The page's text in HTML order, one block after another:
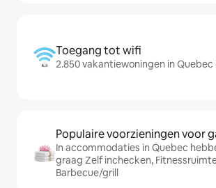
Toegang tot wifi
2.850 vakantiewoningen in
Populaire voorzieningen voor
In accommodaties in Quebec
graag Zelf inchecken,
Barbecue/grill